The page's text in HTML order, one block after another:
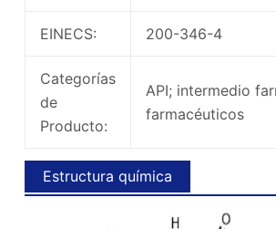
EINECS: 200-346-4
Categorías
de
Producto:
API; intermedio
farmacéuticos
Estructura química